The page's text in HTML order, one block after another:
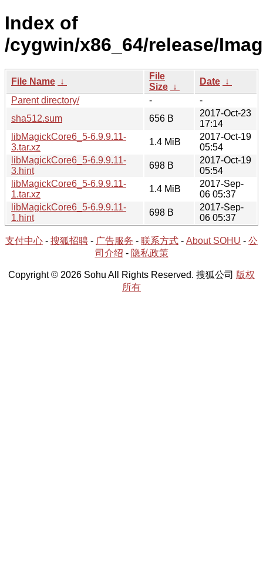
Index of
/cygwin/x86_64/release/
File Name ↓
File
Size ↓
Date ↓
Parent directory/
-
-
sha512.sum
656 B
2017-Oct-23
17:14
libMagickCore6_5-6.9.9.11-
3.tar.xz
1.4 MiB
2017-Oct-19
05:54
libMagickCore6_5-6.9.9.11-
3.hint
698 B
2017-Oct-19
05:54
libMagickCore6_5-6.9.9.11-
1.tar.xz
1.4 MiB
2017-Sep-
06 05:37
libMagickCore6_5-6.9.9.11-
1.hint
698 B
2017-Sep-
06 05:37
支付中心 - 搜狐招聘 - 广告服务 - 联系方式 - About SOHU - 公
司介绍 - 隐私政策
Copyright © 2026 Sohu All Rights Reserved. 搜狐公司 版权
所有